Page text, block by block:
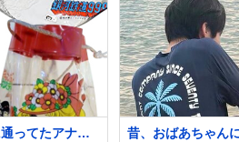
ってたアナ
昔、おばあちゃんに